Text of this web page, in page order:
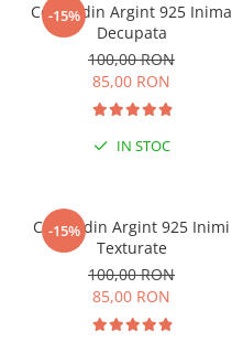
-15%
Cercei din Argint 925 Inima
Decupata
100,00 RON
85,00 RON
IN STOC
-15%
Cercei din Argint 925 Inimi
Texturate
100,00 RON
85,00 RON